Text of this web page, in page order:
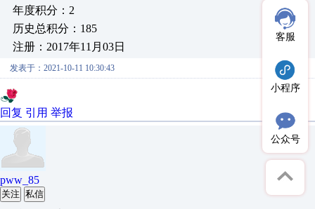
年度积分：2
历史总积分：185
注册：2017年11月03日
发表于：2021-10-11 10:30:43
回复 引用 举报
pww_85
关注 私信
客服
小程序
公众号